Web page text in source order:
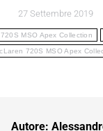
27 Settembre 2019
720S MSO Apex Collection
720S MSO Apex
Autore: